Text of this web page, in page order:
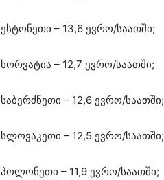
ესტონეთი – 13,6 ევრო/საათში;
ხორვატია – 12,7 ევრო/საათში;
საბერძნეთი – 12,6 ევრო/საათში;
სლოვაკეთი – 12,5 ევრო/საათში;
პოლონეთი – 11,9 ევრო/საათში;